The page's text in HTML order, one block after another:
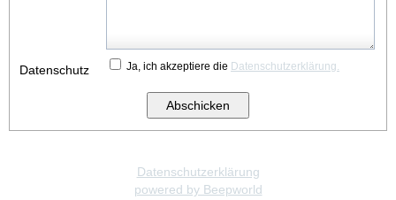
Datenschutz Ja, ich akzeptiere die Datenschutzerklärung.
Datenschutzerklärung
powered by Beepworld